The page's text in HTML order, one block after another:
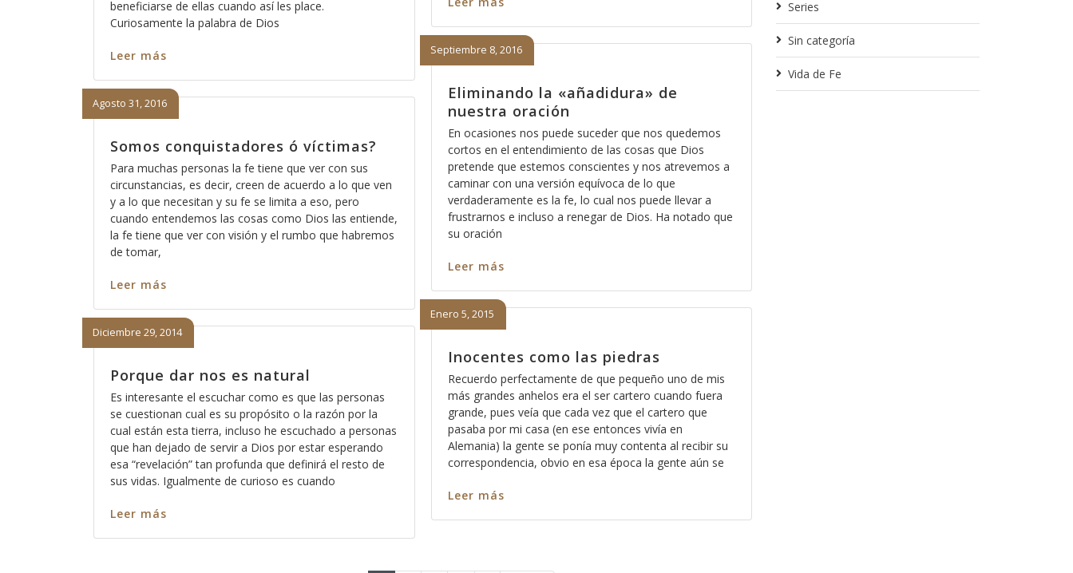
beneficiarse de ellas cuando así les place.
Curiosamente la palabra de Dios
Leer más
Eliminando la «añadidura» de
nuestra oración
Septiembre 8, 2016
En ocasiones nos puede suceder que nos quedemos
cortos en el entendimiento de las cosas que Dios
pretende que estemos conscientes y nos atrevemos a
caminar con una versión equívoca de lo que
verdaderamente es la fe, lo cual nos puede llevar a
frustrarnos e incluso a renegar de Dios. Ha notado que
su oración
Leer más
Somos conquistadores ó víctimas?
Agosto 31, 2016
Para muchas personas la fe tiene que ver con sus
circunstancias, es decir, creen de acuerdo a lo que ven
y a lo que necesitan y su fe se limita a eso, pero
cuando entendemos las cosas como Dios las entiende,
la fe tiene que ver con visión y el rumbo que habremos
de tomar,
Leer más
Inocentes como las piedras
Enero 5, 2015
Recuerdo perfectamente de que pequeño uno de mis
más grandes anhelos era el ser cartero cuando fuera
grande, pues veía que cada vez que el cartero que
pasaba por mi casa (en ese entonces vivía en
Alemania) la gente se ponía muy contenta al recibir su
correspondencia, obvio en esa época la gente aún se
Leer más
Porque dar nos es natural
Diciembre 29, 2014
Es interesante el escuchar como es que las personas
se cuestionan cual es su propósito o la razón por la
cual están esta tierra, incluso he escuchado a personas
que han dejado de servir a Dios por estar esperando
esa “revelación” tan profunda que definirá el resto de
sus vidas. Igualmente de curioso es cuando
Leer más
Series
Sin categoría
Vida de Fe